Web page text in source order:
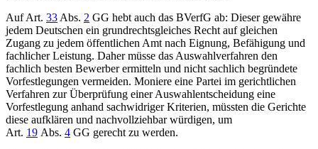
AufArt. 33 Abs. 2 GG hebt auch das BVerfG ab: Dieser gewähre
jedem Deutschen ein grundrechtsgleiches Recht auf gleichen
Zugang zu jedem öffentlichen Amt nach Eignung, Befähigung und
fachlicher Leistung. Daher müsse das Auswahlverfahren den
fachlich besten Bewerber ermitteln und nicht sachlich begründete
Vorfestlegungen vermeiden. Moniere eine Partei im gerichtlichen
Verfahren zur Überprüfung einer Auswahlentscheidung eine
Vorfestlegung anhand sachwidriger Kriterien, müssten die Gerichte
diese aufklären und nachvollziehbar würdigen, um
Art. 19 Abs. 4 GG gerecht zu werden.